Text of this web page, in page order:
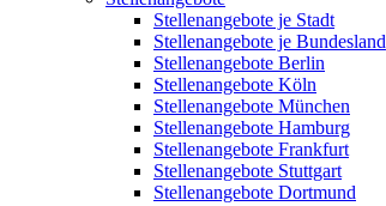
Stellenangebote je Stadt
Stellenangebote je Bundesland
Stellenangebote Berlin
Stellenangebote Köln
Stellenangebote München
Stellenangebote Hamburg
Stellenangebote Frankfurt
Stellenangebote Stuttgart
Stellenangebote Dortmund